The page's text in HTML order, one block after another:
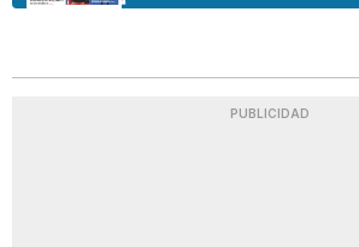
PUBLICIDAD